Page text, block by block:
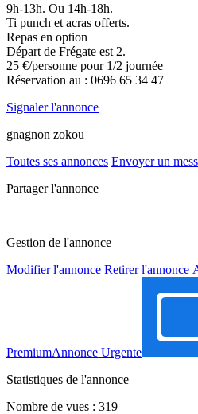
9h-13h. Ou 14h-18h.
Ti punch et acras offerts.
Repas en option
Départ de Frégate est 2.
25 €/personne pour 1/2 journée
Réservation au : 0696 65 34 47
Signaler l'annonce
gnagnon zokou
Toutes ses annonces Envoyer un
Partager l'annonce
Gestion de l'annonce
Modifier l'annonce Retirer l'annonce
PremiumAnnonce Urgente
Statistiques de l'annonce
Nombre de vues : 319